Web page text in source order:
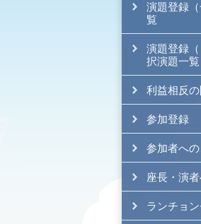
演題登録
覧
演題登録
択演題一覧
利益相反
参加登録
参加者へ
座長・演
ランチョ